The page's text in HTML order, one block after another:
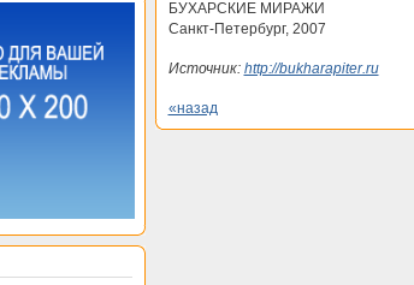
БУХАРСКИЕ МИРАЖИ
Санкт-Петербург, 2007
Источник: http://bukharapiter.ru
«назад